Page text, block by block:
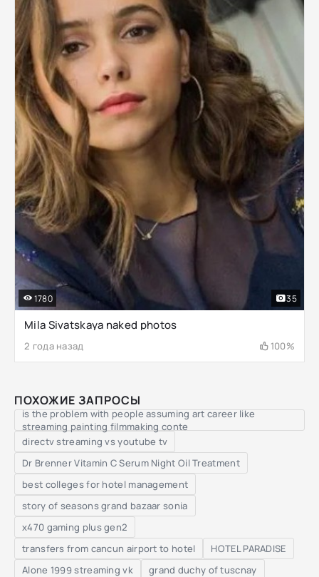
Mila Sivatskaya naked photos
2 года назад 100%
1780 35
ПОХОЖИЕ ЗАПРОСЫ
is the problem with people assuming art career like
streaming painting filmmaking conte
directv streaming vs youtube tv
Dr Brenner Vitamin C Serum Night Oil Treatment
best colleges for hotel management
story of seasons grand bazaar sonia
x470 gaming plus gen2
transfers from cancun airport to hotel
HOTEL PARADISE
Alone 1999 streaming vk
grand duchy of tuscnay